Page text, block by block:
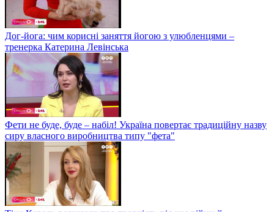
Дог-йога: чим корисні заняття йогою з улюбленцями –
тренерка Катерина Левінська
Фети не буде, буде – набіл! Україна повертає традиційну назву
сиру власного виробництва типу "фета"